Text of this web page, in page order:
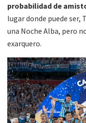
probabilidad de
lugar donde puede ser,
una Noche Alba, pero
exarquero.